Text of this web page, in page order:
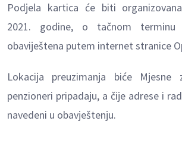
Podjela kartica će biti
2021. godine, o tačnom
obaviještena putem internet stranice
Lokacija preuzimanja biće Mjesne
penzioneri pripadaju, a čije adrese i
navedeni u obavještenju.